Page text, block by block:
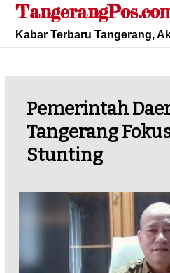
Skip
content
Kabar Terbaru Tangerang,
Pemerintah
Tangerang
Stunting